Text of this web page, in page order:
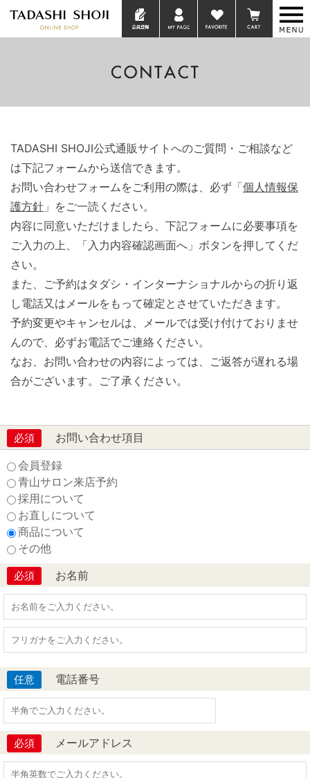
TADASHI SHOJI公式通販サイトへのご質問・ご相談など
は下記フォームから送信できます。
お問い合わせフォームをご利用の際は、必ず「個人情報保
護方針 」をご一読ください。
内容に同意いただけましたら、下記フォームに必要事項を
ご入力の上、「入力内容確認画面へ」ボタンを押してくだ
さい。
また、ご予約はタダシ・インターナショナルからの折り返
し電話又はメールをもって確定とさせていただきます。
予約変更やキャンセルは、メールでは受け付けておりませ
んので、必ずお電話でご連絡ください。
なお、お問い合わせの内容によっては、ご返答が遅れる場
合がございます。ご了承ください。
必須
お問い合わせ項目
会員登録
青山サロン来店予約
採用について
お直しについて
商品について
その他
必須 お名前
任意 電話番号
必須 メールアドレス